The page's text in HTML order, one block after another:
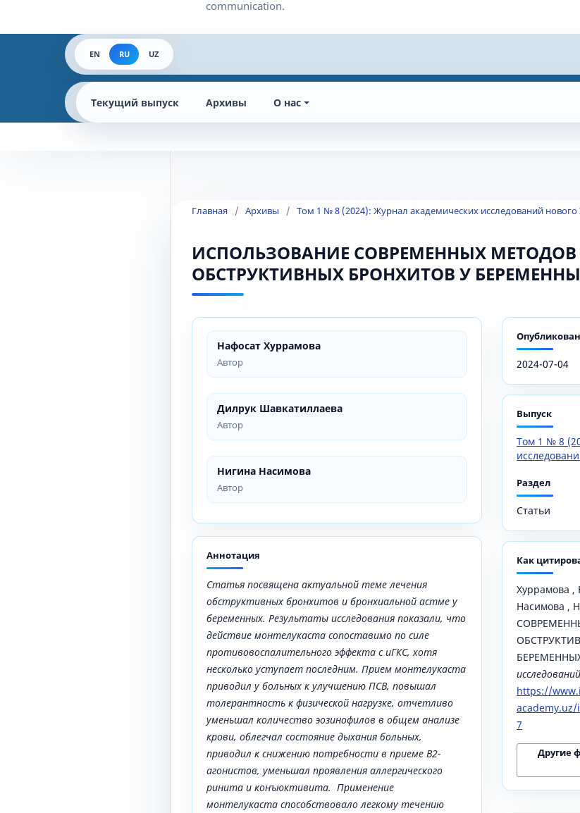
EN RU UZ
Текущий выпуск Архивы О нас
Главная / Архивы / Том 1 № 8 (2024): Журнал академических исследований нового
ИСПОЛЬЗОВАНИЕ СОВРЕМЕННЫХ МЕТОДОВ
ОБСТРУКТИВНЫХ БРОНХИТОВ У
Нафосат Хуррамова
Автор
Дилрук Шавкатиллаева
Автор
Нигина Насимова
Автор
Аннотация
Статья посвящена актуальной теме лечения
обструктивных бронхитов и бронхиальной астме у
беременных. Результаты исследования показали, что
действие монтелукаста сопоставимо по силе
противовоспалительного эффекта с иГКС, хотя
несколько уступает последним. Прием монтелукаста
приводил у больных к улучшению ПСВ, повышал
толерантность к физической нагрузке, отчетливо
уменьшал количество эозинофилов в общем анализе
крови, облегчал состояние дыхания больных,
приводил к снижению потребности в приеме В2-
агонистов, уменьшал проявления аллергического
ринита и конъюктивита. Применение
монтелукаста способствовало легкому течению
Опубликован
2024-07-04
Выпуск
Том 1 № 8
Раздел
Статьи
Как
Хуррамова ,
Насимова ,
https://
7
Другие